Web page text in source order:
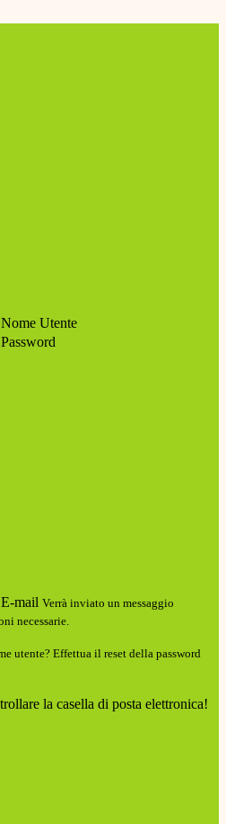
Nome Utente
Password
E-mail Verrà inviato un messaggio
necessarie.
utente? Effettua il reset della password
la casella di posta elettronica!